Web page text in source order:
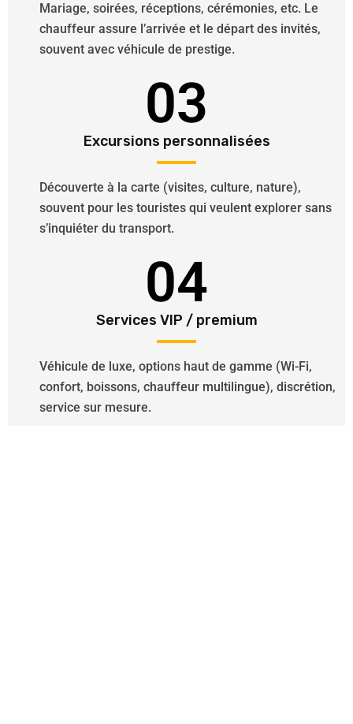
Mariage, soirées, réceptions, cérémonies, etc. Le
chauffeur assure l’arrivée et le départ des invités,
souvent avec véhicule de prestige.
03
Excursions personnalisées
Découverte à la carte (visites, culture, nature),
souvent pour les touristes qui veulent explorer sans
s’inquiéter du transport.
04
Services VIP / premium
Véhicule de luxe, options haut de gamme (Wi-Fi,
confort, boissons, chauffeur multilingue), discrétion,
service sur mesure.